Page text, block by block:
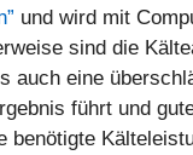
und wird mit
sind die
auch eine
führt und
benötigte